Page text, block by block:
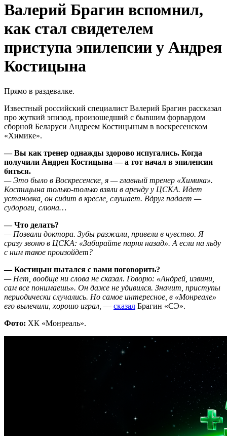
Валерий Брагин вспомнил,
как стал свидетелем
приступа эпилепсии у Андрея
Костицына
Прямо в раздевалке.
Известный российский специалист Валерий Брагин рассказал
про жуткий эпизод, произошедший с бывшим форвардом
сборной Беларуси Андреем Костицыным в воскресенском
«Химике».
— Вы как тренер однажды здорово испугались. Когда
получили Андрея Костицына — а тот начал в эпилепсии
биться.
— Это было в Воскресенске, я — главный тренер «Химика».
Костицына только-только взяли в аренду у ЦСКА. Идет
установка, он сидит в кресле, слушает. Вдруг падает —
судороги, слюна…
— Что делать?
— Позвали доктора. Зубы разжали, привели в чувство. Я
сразу звоню в ЦСКА: «Забирайте парня назад». А если на льду
с ним такое произойдет?
— Костицын пытался с вами поговорить?
— Нет, вообще ни слова не сказал. Говорю: «Андрей, извини,
сам все понимаешь». Он даже не удивился. Значит, приступы
периодически случались. Но самое интересное, в «Монреале»
его вылечили, хорошо играл, — сказал Брагин «СЭ».
Фото: ХК «Монреаль».